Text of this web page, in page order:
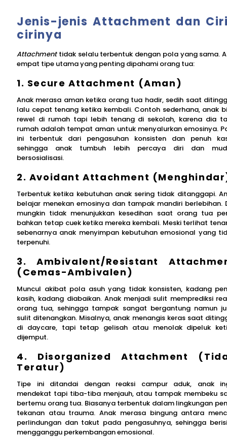
Jenis-jenis Attachment dan
cirinya
Attachment tidak selalu terbentuk dengan pola yang sama.
empat tipe utama yang penting dipahami orang tua:
1. Secure Attachment (Aman)
Anak merasa aman ketika orang tua hadir, sedih saat
lalu cepat tenang ketika kembali. Contoh sederhana, anak
rewel di rumah tapi lebih tenang di sekolah, karena dia
rumah adalah tempat aman untuk menyalurkan emosinya.
ini terbentuk dari pengasuhan konsisten dan penuh
sehingga anak tumbuh lebih percaya diri dan
bersosialisasi.
2. Avoidant Attachment
Terbentuk ketika kebutuhan anak sering tidak ditanggapi.
belajar menekan emosinya dan tampak mandiri berlebihan.
mungkin tidak menunjukkan kesedihan saat orang tua
bahkan tetap cuek ketika mereka kembali. Meski terlihat
sebenarnya anak menyimpan kebutuhan emosional yang
terpenuhi.
3. Ambivalent/Resistant
(Cemas-Ambivalen)
Muncul akibat pola asuh yang tidak konsisten, kadang
kasih, kadang diabaikan. Anak menjadi sulit memprediksi
orang tua, sehingga tampak sangat bergantung namun
sulit ditenangkan. Misalnya, anak menangis keras saat
di daycare, tapi tetap gelisah atau menolak dipeluk
dijemput.
4. Disorganized Attachment
Teratur)
Tipe ini ditandai dengan reaksi campur aduk, anak
mendekat tapi tiba-tiba menjauh, atau tampak membeku
bertemu orang tua. Biasanya terbentuk dalam lingkungan
tekanan atau trauma. Anak merasa bingung antara
perlindungan dan takut pada pengasuhnya, sehingga
mengganggu perkembangan emosional.